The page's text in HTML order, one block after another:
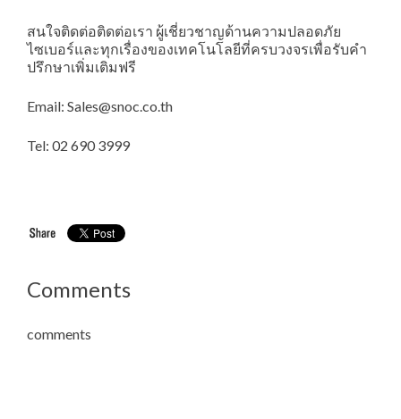
สนใจติดต่อติดต่อเรา ผู้เชี่ยวชาญด้านความปลอดภัย
ไซเบอร์และทุกเรื่องของเทคโนโลยีที่ครบวงจรเพื่อรับคำ
ปรึกษาเพิ่มเติมฟรี
Email: Sales@snoc.co.th
Tel: 02 690 3999
Comments
comments